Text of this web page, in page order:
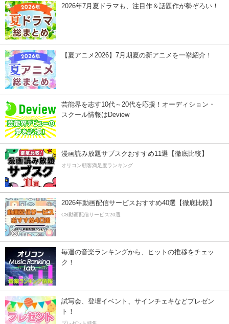
2026年7月夏ドラマも、注目作＆話題作が勢ぞろい！
【夏アニメ2026】7月期夏の新アニメを一挙紹介！
芸能界を志す10代～20代を応援！オーディション・
スクール情報はDeview
漫画読み放題サブスクおすすめ11選【徹底比較】
オリコン顧客満足度ランキング
2026年動画配信サービスおすすめ40選【徹底比較】
CS動画配信サービス20選
毎週の音楽ランキングから、ヒットの推移をチェッ
ク！
試写会、登壇イベント、サインチェキなどプレゼン
ト！